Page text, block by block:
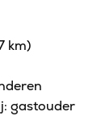
km)
gastouder